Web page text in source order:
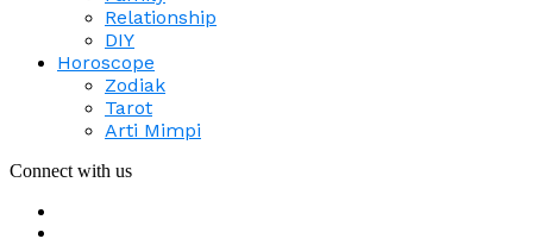
Relationship
DIY
Horoscope
Zodiak
Tarot
Arti Mimpi
Connect with us